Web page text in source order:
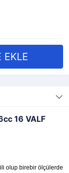
16 VALF
olup birebir ölçülerde